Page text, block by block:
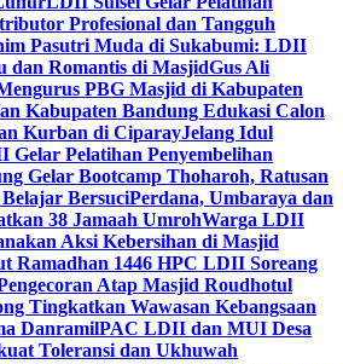
Profesional dan Tangguh
Pasutri Muda di Sukabumi: LDII
dan Romantis di MasjidGus Ali
PBG Masjid di Kabupaten
Kabupaten Bandung Edukasi Calon
Kurban di CiparayJelang Idul
Pelatihan Penyembelihan
Gelar Bootcamp Thoharoh, Ratusan
BersuciPerdana, Umbaraya dan
38 Jamaah UmrohWarga LDII
Aksi Kebersihan di Masjid
Ramadhan 1446 HPC LDII Soreang
Atap Masjid Roudhotul
Tingkatkan Wawasan Kebangsaan
DanramilPAC LDII dan MUI Desa
Toleransi dan Ukhuwah